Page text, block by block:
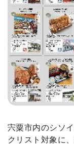
宍粟市内のシソ
クリスト対象に